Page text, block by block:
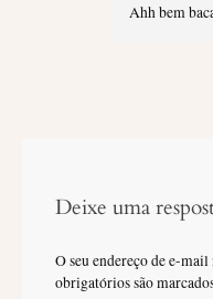
Ahh bem
Deixe uma
O seu endereço de e-
obrigatórios são